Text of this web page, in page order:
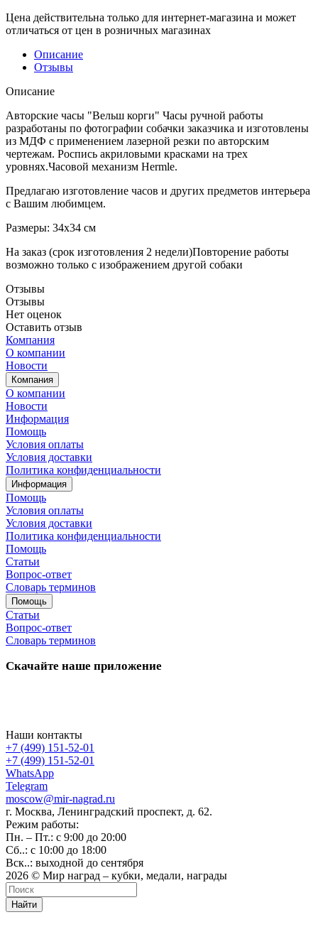
Цена действительна только для интернет-магазина и может
отличаться от цен в розничных магазинах
Описание
Отзывы
Описание
Авторские часы "Вельш корги" Часы ручной работы
разработаны по фотографии собачки заказчика и изготовлены
из МДФ с применением лазерной резки по авторским
чертежам. Роспись акриловыми красками на трех
уровнях.Часовой механизм Hermle.
Предлагаю изготовление часов и других предметов интерьера
с Вашим любимцем.
Размеры: 34х34 см
На заказ (срок изготовления 2 недели)Повторение работы
возможно только с изображением другой собаки
Отзывы
Отзывы
Нет оценок
Оставить отзыв
Компания
О компании
Новости
Компания
О компании
Новости
Информация
Помощь
Условия оплаты
Условия доставки
Политика конфиденциальности
Информация
Помощь
Условия оплаты
Условия доставки
Политика конфиденциальности
Помощь
Статьи
Вопрос-ответ
Словарь терминов
Помощь
Статьи
Вопрос-ответ
Словарь терминов
Скачайте наше приложение
Наши контакты
+7 (499) 151-52-01
+7 (499) 151-52-01
WhatsApp
Telegram
moscow@mir-nagrad.ru
г. Москва, Ленинградский проспект, д. 62.
Режим работы:
Пн. – Пт.: с 9:00 до 20:00
Сб..: с 10:00 до 18:00
Вск..: выходной до сентября
2026 © Мир наград – кубки, медали, награды
Найти